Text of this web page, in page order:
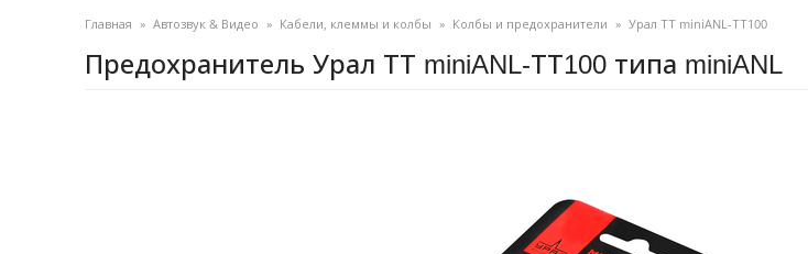
Главная » Автозвук & Видео » Кабели, клеммы и колбы » Колбы и предохранители » Урал ТТ miniANL-ТТ100
Предохранитель Урал ТТ miniANL-ТТ100 типа miniANL